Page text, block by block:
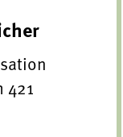
421